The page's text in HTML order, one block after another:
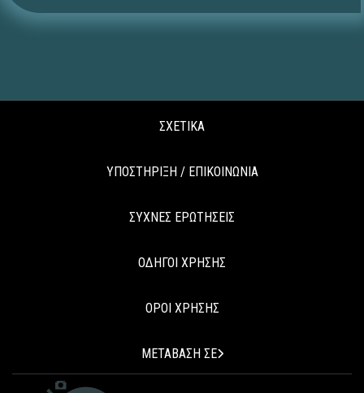
ΣΧΕΤΙΚΑ
ΥΠΟΣΤΗΡΙΞΗ / ΕΠΙΚΟΙΝΩΝΙΑ
ΣΥΧΝΕΣ ΕΡΩΤΗΣΕΙΣ
ΟΔΗΓΟΙ ΧΡΗΣΗΣ
ΟΡΟΙ ΧΡΗΣΗΣ
ΜΕΤΑΒΑΣΗ ΣΕ